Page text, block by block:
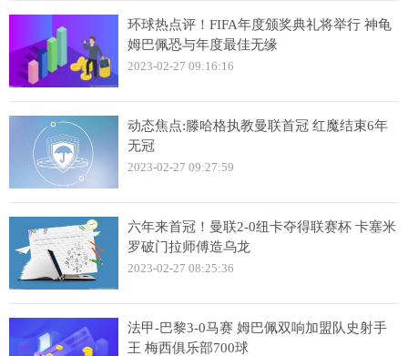
环球热点评！FIFA年度颁奖典礼将举行 神龟
姆巴佩恐与年度最佳无缘
2023-02-27 09:16:16
动态焦点:滕哈格执教曼联首冠 红魔结束6年
无冠
2023-02-27 09:27:59
六年来首冠！曼联2-0纽卡夺得联赛杯 卡塞米
罗破门拉师傅造乌龙
2023-02-27 08:25:36
法甲-巴黎3-0马赛 姆巴佩双响加盟队史射手
王 梅西俱乐部700球